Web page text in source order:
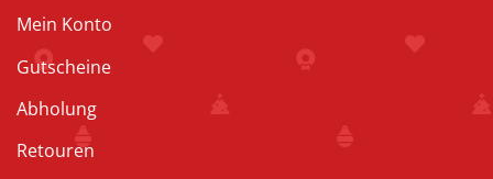
Mein Konto
Gutscheine
Abholung
Retouren